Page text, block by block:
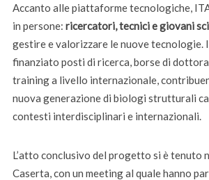
Accanto alle piattaforme tecnologiche,
in persone: ricercatori, tecnici e giovani
gestire e valorizzare le nuove tecnologie.
finanziato posti di ricerca, borse di
training a livello internazionale,
nuova generazione di biologi strutturali
contesti interdisciplinari e internazionali.
L’atto conclusivo del progetto si è tenuto
Caserta, con un meeting al quale hanno